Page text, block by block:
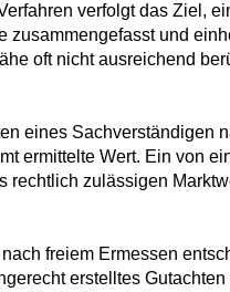
verfolgt das Ziel,
zusammengefasst und
oft nicht ausreichend
eines Sachverständigen
ermittelte Wert. Ein von
rechtlich zulässigen
freiem Ermessen
erstelltes